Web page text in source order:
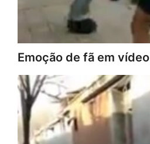
Emoção de fã em vídeo